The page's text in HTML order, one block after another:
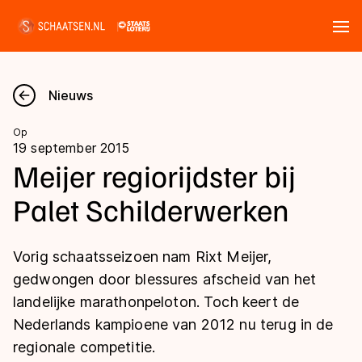
Nieuws
Kalender
Disciplines
Langebaan
Shorttrack
Inlineskaten
Uitslagen
Langebaan
Shorttrack
Marathon
Tijden & historie
Ranglijsten Langebaan
Nieuws
Op
19 september 2015
Meijer regiorijdster bij
Palet Schilderwerken
Vorig schaatsseizoen nam Rixt Meijer,
gedwongen door blessures afscheid van het
landelijke marathonpeloton. Toch keert de
Nederlands kampioene van 2012 nu terug in de
regionale competitie.